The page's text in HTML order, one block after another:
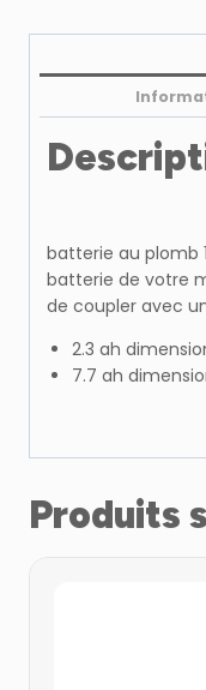
batterie au plomb
batterie de votre
de coupler avec
2.3 ah
7.7 ah
Produits